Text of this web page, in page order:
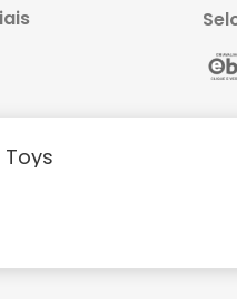
- PA, 66033-590. Site 100%
praticidade e
neste site são de efeito